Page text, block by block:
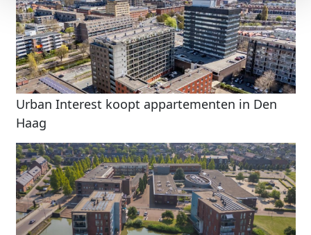
Urban Interest koopt appartementen in Den
Haag